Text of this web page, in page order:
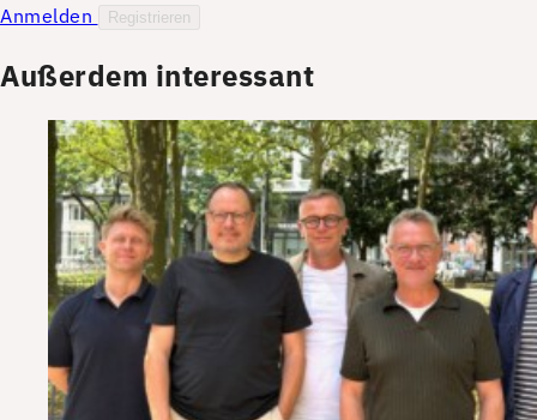
Anmelden
Registrieren
Außerdem interessant